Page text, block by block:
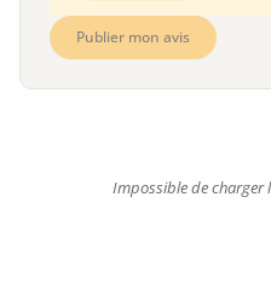
Publier mon avis
Impossible de charger